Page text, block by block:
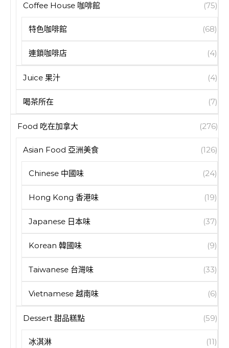
Coffee House 咖啡館 (75)
特色咖啡館 (68)
連鎖咖啡店 (4)
Juice 果汁 (4)
喝茶所在 (7)
Food 吃在加拿大 (276)
Asian Food 亞洲美食 (126)
Chinese 中國味 (24)
Hong Kong 香港味 (19)
Japanese 日本味 (37)
Korean 韓國味 (9)
Taiwanese 台灣味 (33)
Vietnamese 越南味 (6)
Dessert 甜品糕點 (59)
冰淇淋 (11)